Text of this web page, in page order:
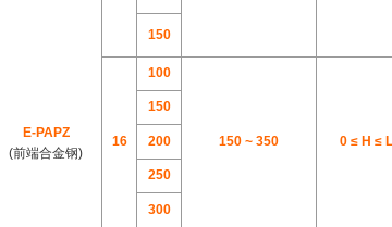
E-PAPZ
(前端合金钢)
150
16
100
150 ~ 350 0 ≤ H ≤
150
200
250
300